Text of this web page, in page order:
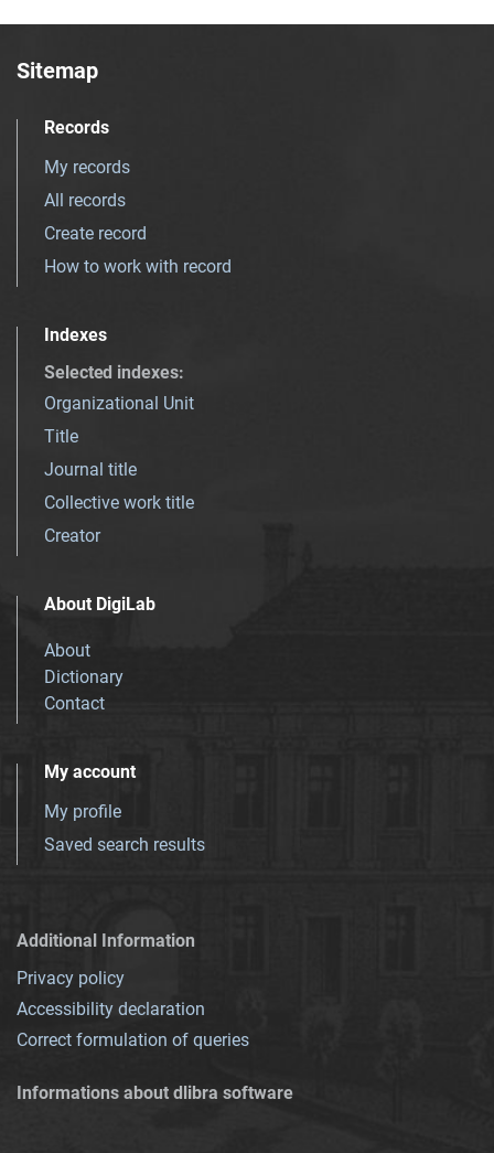
Sitemap
Records
My records
All records
Create record
How to work with record
Indexes
Selected indexes:
Organizational Unit
Title
Journal title
Collective work title
Creator
About DigiLab
About
Dictionary
Contact
My account
My profile
Saved search results
Additional Information
Privacy policy
Accessibility declaration
Correct formulation of queries
Informations about dlibra software